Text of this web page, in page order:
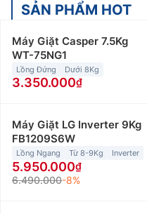
SẢN PHẨM HOT
Máy Giặt Casper 7.5Kg
WT-75NG1
Lồng Đứng Dưới 8Kg
3.350.000
Máy Giặt LG Inverter 9Kg
FB1209S6W
Lồng Ngang Từ 8-9Kg Inverter
5.950.000
6.490.000-8%